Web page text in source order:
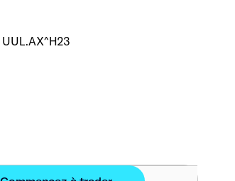
UUL.AX^H23